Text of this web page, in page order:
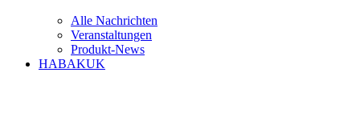
Alle Nachrichten
Veranstaltungen
Produkt-News
HABAKUK